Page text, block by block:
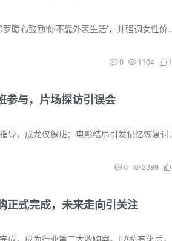
C罗未婚妻乔治娜晒泳装照回应身
0 1104
参与，片场探访引误会
《蜘蛛侠：崭新之日》导演
0 2386
正式完成，未来走向引关注